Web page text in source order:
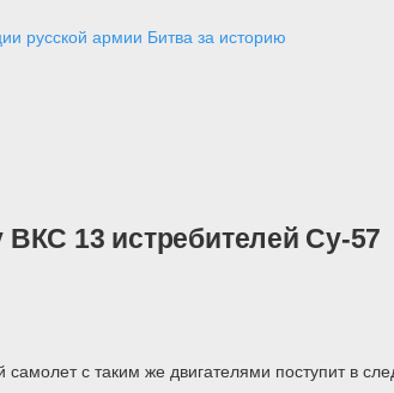
русской армии Битва за историю
ВКС 13 истребителей Су-57
с таким же двигателями поступит в